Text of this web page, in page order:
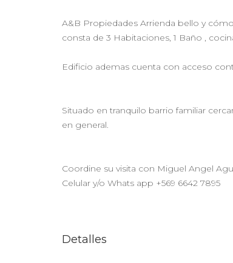
A&B Propiedades Arrienda bello y
consta de 3 Habitaciones, 1 Baño ,
Edificio ademas cuenta con acceso
Situado en tranquilo barrio familiar
en general.
Coordine su visita con Miguel Angel
Celular y/o Whats app +569 6642 7895
Detalles